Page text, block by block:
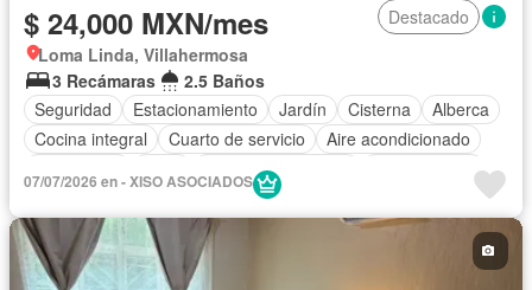
$ 24,000 MXN/mes
Destacado
Loma Linda, Villahermosa
3 Recámaras
2.5 Baños
Seguridad
Estacionamiento Jardín Cisterna
Alberca
Cocina integral
Cuarto de servicio
Aire acondicionado
Cuarto de Limpieza
Vista panorámica
Permite niños
Sin amueblar
07/07/2026 en - XISO ASOCIADOS